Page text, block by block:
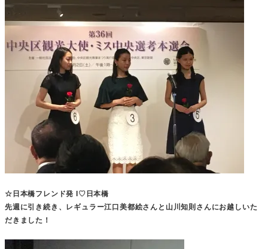
☆日本橋フレンド発 I♡日本橋
先週に引き続き、レギュラー江口美都絵さんと山川知則さんにお越しいた
だきました！